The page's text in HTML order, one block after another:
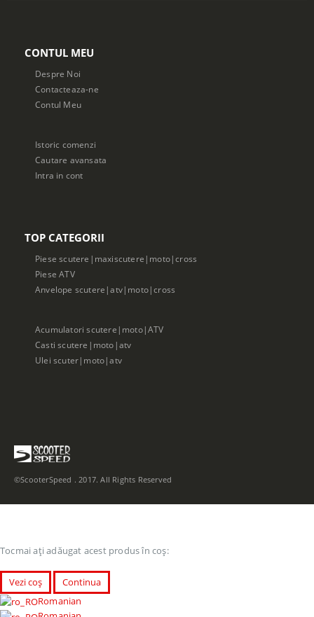
CONTUL MEU
Despre Noi
Contacteaza-ne
Contul Meu
Istoric comenzi
Cautare avansata
Intra in cont
TOP CATEGORII
Piese scutere|maxiscutere|moto|cross
Piese ATV
Anvelope scutere|atv|moto|cross
Acumulatori scutere|moto|ATV
Casti scutere|moto|atv
Ulei scuter|moto|atv
©ScooterSpeed . 2017. All Rights Reserved
Tocmai ați adăugat acest produs în coș:
Vezi coș
Continua
Romanian